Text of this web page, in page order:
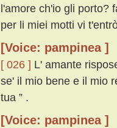
l'amore ch'io gli porto?
per li miei motti vi
[Voice: pampinea ]
[ 026 ] L' amante
se' il mio bene e il mio
tua ” .
[Voice: pampinea ]